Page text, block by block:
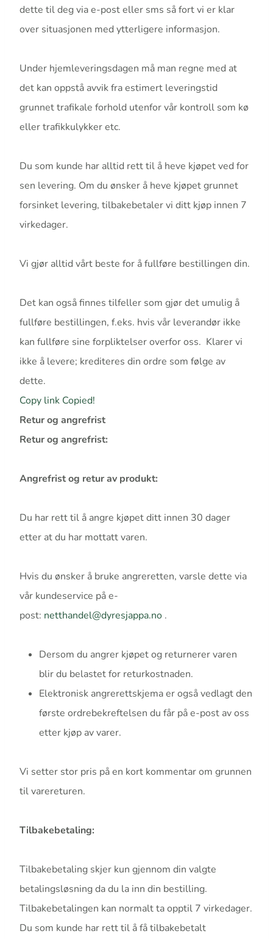
dette til deg via e-post eller sms så fort vi er klar
over situasjonen med ytterligere informasjon.
Under hjemleveringsdagen må man regne med at
det kan oppstå avvik fra estimert leveringstid
grunnet trafikale forhold utenfor vår kontroll som kø
eller trafikkulykker etc.
Du som kunde har alltid rett til å heve kjøpet ved for
sen levering. Om du ønsker å heve kjøpet grunnet
forsinket levering, tilbakebetaler vi ditt kjøp innen 7
virkedager.
Vi gjør alltid vårt beste for å fullføre bestillingen din.
Det kan også finnes tilfeller som gjør det umulig å
fullføre bestillingen, f.eks. hvis vår leverandør ikke
kan fullføre sine forpliktelser overfor oss. Klarer vi
ikke å levere; krediteres din ordre som følge av
dette.
Copy link Copied!
Retur og angrefrist
Retur og angrefrist:
Angrefrist og retur av produkt:
Du har rett til å angre kjøpet ditt innen 30 dager
etter at du har mottatt varen.
Hvis du ønsker å bruke angreretten, varsle dette via
vår kundeservice på e-
post: netthandel@dyresjappa.no .
Dersom du angrer kjøpet og returnerer varen
blir du belastet for returkostnaden.
Elektronisk angrerettskjema er også vedlagt den
første ordrebekreftelsen du får på e-post av oss
etter kjøp av varer.
Vi setter stor pris på en kort kommentar om grunnen
til varereturen.
Tilbakebetaling:
Tilbakebetaling skjer kun gjennom din valgte
betalingsløsning da du la inn din bestilling.
Tilbakebetalingen kan normalt ta opptil 7 virkedager.
Du som kunde har rett til å få tilbakebetalt